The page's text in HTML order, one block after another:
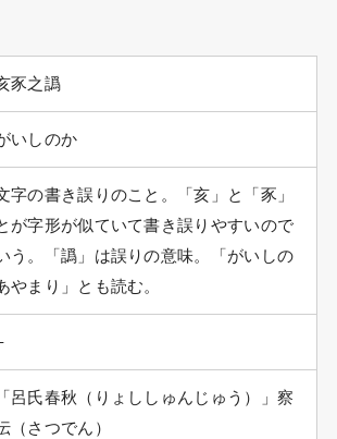
豕之譌
いしのか
字の書き誤りのこと。「亥」と「豕」
が字形が似ていて書き誤りやすいので
う。「譌」は誤りの意味。「がいしの
やまり」とも読む。
「呂氏春秋（りょししゅんじゅう）」察
（さつでん）